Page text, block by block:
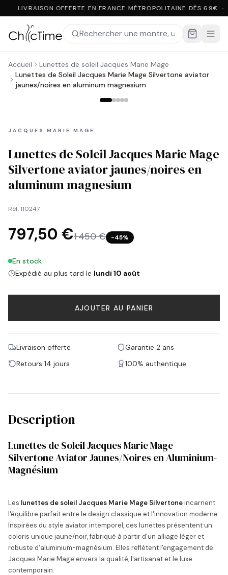
LIVRAISON OFFERTE EN FRANCE MÉTROPOLITAINE DÈS 69€
Accueil
Lunettes de soleil Jacques Marie Mage
Lunettes de Soleil Jacques Marie Mage Silvertone aviator
jaunes/noires en aluminum magnesium
JACQUES MARIE MAGE
Lunettes de Soleil Jacques Marie Mage
Silvertone aviator jaunes/noires en
aluminum magnesium
Réf.110247
797,50 €1 450 € −45%
En stock
Expédié au plus tard le lundi 10 août
AJOUTER AU PANIER
Livraison offerte
Garantie 2 ans
Retours 14 jours
100% authentique
Description
Lunettes de Soleil Jacques Marie Mage
Silvertone Aviator Jaunes/Noires en Aluminium-
Magnésium
Les lunettes de soleil Jacques Marie Mage Silvertoneincarnent
l'équilibre parfait entre le design classique et l'innovation moderne.
Inspirées du style aviator intemporel, ces lunettes présentent un
coloris unique jaune/noir, fabriqué à partir d’un alliage léger et
robuste d'aluminium-magnésium. Elles reflètent l'engagement de
Jacques Marie Mage envers la qualité, l'artisanat et le luxe
contemporain.